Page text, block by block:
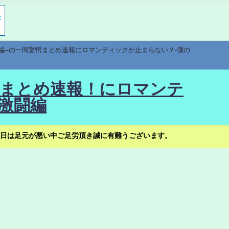
の一同驚愕まとめ速報にロマンティックが止まらない？-僕の
とめ速報！にロマンテ
闘編
足元が悪い中ご足労頂き誠に有難うございます。